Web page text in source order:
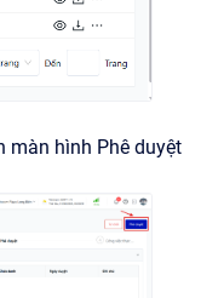
màn hình Phê duyệt